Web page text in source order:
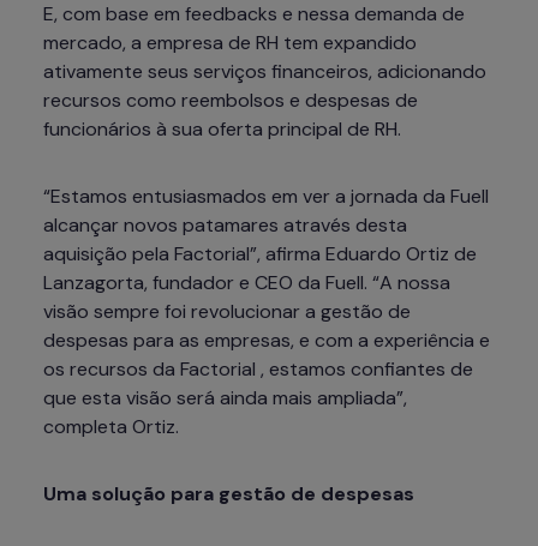
E, com base em feedbacks e nessa demanda de
mercado, a empresa de RH tem expandido
ativamente seus serviços financeiros, adicionando
recursos como reembolsos e despesas de
funcionários à sua oferta principal de RH.
“Estamos entusiasmados em ver a jornada da Fuell
alcançar novos patamares através desta
aquisição pela Factorial”, afirma Eduardo Ortiz de
Lanzagorta, fundador e CEO da Fuell. “A nossa
visão sempre foi revolucionar a gestão de
despesas para as empresas, e com a experiência e
os recursos da Factorial , estamos confiantes de
que esta visão será ainda mais ampliada”,
Uma solução para gestão de despesas